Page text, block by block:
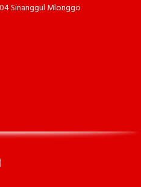
Sinanggul Mlonggo